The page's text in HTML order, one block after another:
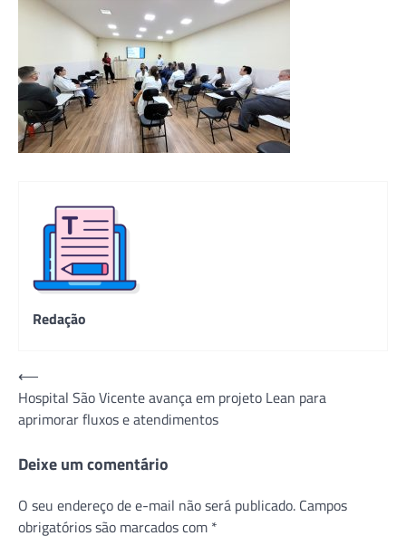
Redação
Navegação
de
Post
⟵
Hospital São Vicente avança em projeto Lean para
aprimorar fluxos e atendimentos
Deixe um comentário
O seu endereço de e-mail não será publicado. Campos
obrigatórios são marcados com *